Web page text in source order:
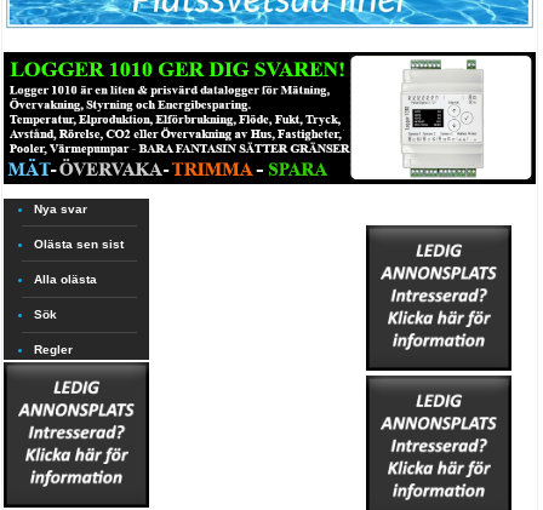
Nya svar
Olästa sen sist
Alla olästa
Sök
Regler